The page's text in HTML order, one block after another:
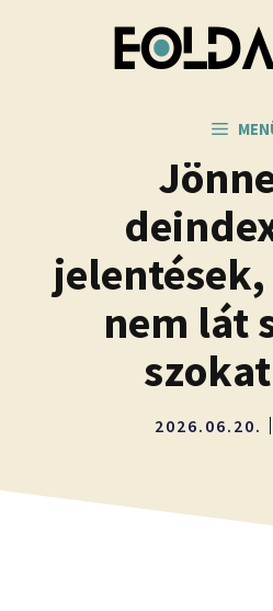
jelentések,
nem lát
2026.06.20.